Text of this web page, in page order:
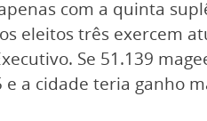
com a quinta
eleitos três exercem
Se 51.139
a cidade teria ganho